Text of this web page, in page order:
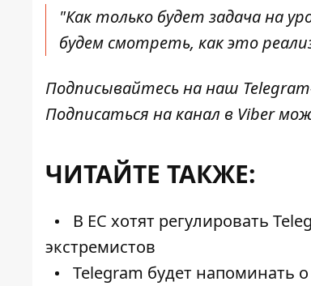
"Как только будет задача на
будем смотреть, как это
Подписывайтесь на наш
Подписаться на канал в Viber
ЧИТАЙТЕ ТАКЖЕ:
В ЕС хотят регулировать
экстремистов
Telegram будет напоминать